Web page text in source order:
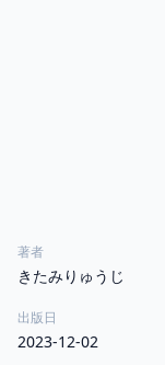
著者
きたみりゅうじ
出版日
2023-12-02